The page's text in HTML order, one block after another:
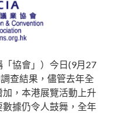
協會」）今日(9月27
查結果，儘管去年全
，本港展覽活動上升
據仍令人鼓舞，全年